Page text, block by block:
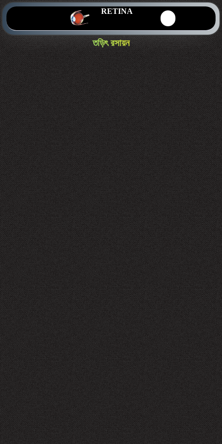
RETINA
তড়িৎ রসায়ন